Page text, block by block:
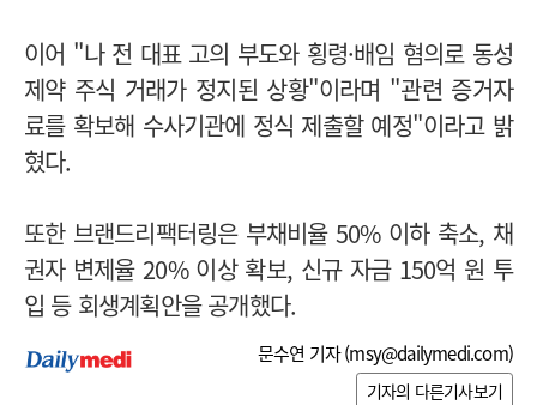
이어 "나 전 대표 고의 부도와 횡령·배임 혐의로 동성
제약 주식 거래가 정지된 상황"이라며 "관련 증거자
료를 확보해 수사기관에 정식 제출할 예정"이라고 밝
혔다.
또한 브랜드리팩터링은 부채비율 50% 이하 축소, 채
권자 변제율 20% 이상 확보, 신규 자금 150억 원 투
입 등 회생계획안을 공개했다.
문수연 기자 (msy@dailymedi.com)
기자의 다른기사보기